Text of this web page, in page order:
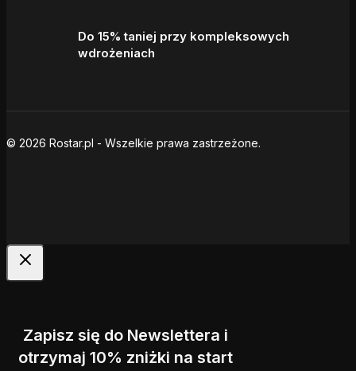
Do 15% taniej przy kompleksowych
wdrożeniach
© 2026 Rostar.pl - Wszelkie prawa zastrzeżone.
Zapisz się do Newslettera i
otrzymaj 10% zniżki na start